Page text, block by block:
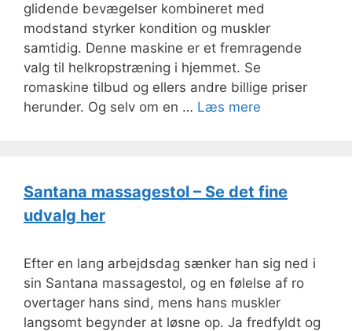
glidende bevægelser kombineret med
modstand styrker kondition og muskler
samtidig. Denne maskine er et fremragende
valg til helkropstræning i hjemmet. Se
romaskine tilbud og ellers andre billige priser
herunder. Og selv om en … Læs mere
Santana massagestol – Se det fine
udvalg her
Efter en lang arbejdsdag sænker han sig ned i
sin Santana massagestol, og en følelse af ro
overtager hans sind, mens hans muskler
langsomt begynder at løsne op. Ja fredfyldt og